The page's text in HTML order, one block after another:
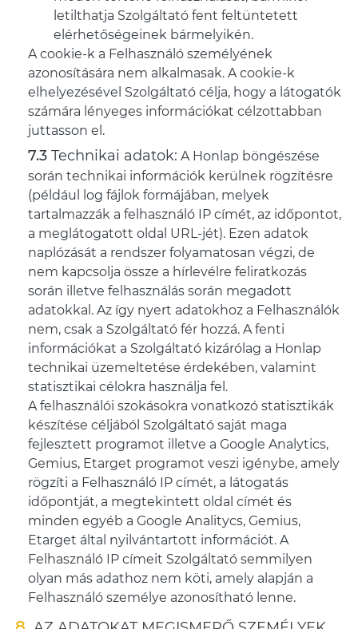
letilthatja Szolgáltató fent feltüntetett
elérhetőségeinek bármelyikén.
A cookie-k a Felhasználó személyének
azonosítására nem alkalmasak. A cookie-k
elhelyezésével Szolgáltató célja, hogy a látogatók
számára lényeges információkat célzottabban
juttasson el.
Technikai adatok: A Honlap böngészése
során technikai információk kerülnek rögzítésre
(például log fájlok formájában, melyek
tartalmazzák a felhasználó IP címét, az időpontot,
a meglátogatott oldal URL-jét). Ezen adatok
naplózását a rendszer folyamatosan végzi, de
nem kapcsolja össze a hírlevélre feliratkozás
során illetve felhasználás során megadott
adatokkal. Az így nyert adatokhoz a Felhasználók
nem, csak a Szolgáltató fér hozzá. A fenti
információkat a Szolgáltató kizárólag a Honlap
technikai üzemeltetése érdekében, valamint
statisztikai célokra használja fel.
A felhasználói szokásokra vonatkozó statisztikák
készítése céljából Szolgáltató saját maga
fejlesztett programot illetve a Google Analytics,
Gemius, Etarget programot veszi igénybe, amely
rögzíti a Felhasználó IP címét, a látogatás
időpontját, a megtekintett oldal címét és
minden egyéb a Google Analitycs, Gemius,
Etarget által nyilvántartott információt. A
Felhasználó IP címeit Szolgáltató semmilyen
olyan más adathoz nem köti, amely alapján a
Felhasználó személye azonosítható lenne.